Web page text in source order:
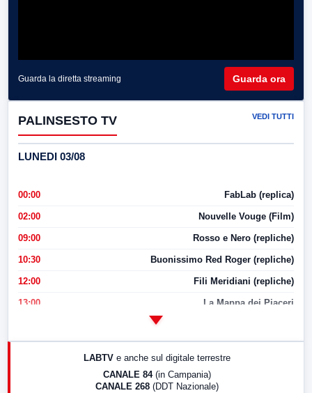
Guarda la diretta streaming Guarda ora
PALINSESTO TV VEDI TUTTI
LUNEDI 03/08
00:00 FabLab (replica)
02:00 Nouvelle Vouge (Film)
09:00 Rosso e Nero (repliche)
10:30 Buonissimo Red Roger (repliche)
12:00 Fili Meridiani (repliche)
13:00 La Mappa dei Piaceri
LABTV e anche sul digitale terrestre
CANALE 84 (in Campania)
CANALE 268 (DDT Nazionale)